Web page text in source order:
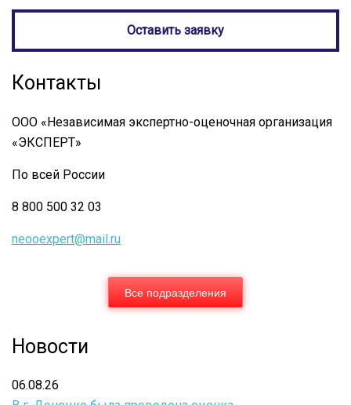
Оставить заявку
Контакты
ООО «Независимая экспертно-оценочная организация
«ЭКСПЕРТ»
По всей России
8 800 500 32 03
neooexpert@mail.ru
Все подразделения
Новости
06.08.26